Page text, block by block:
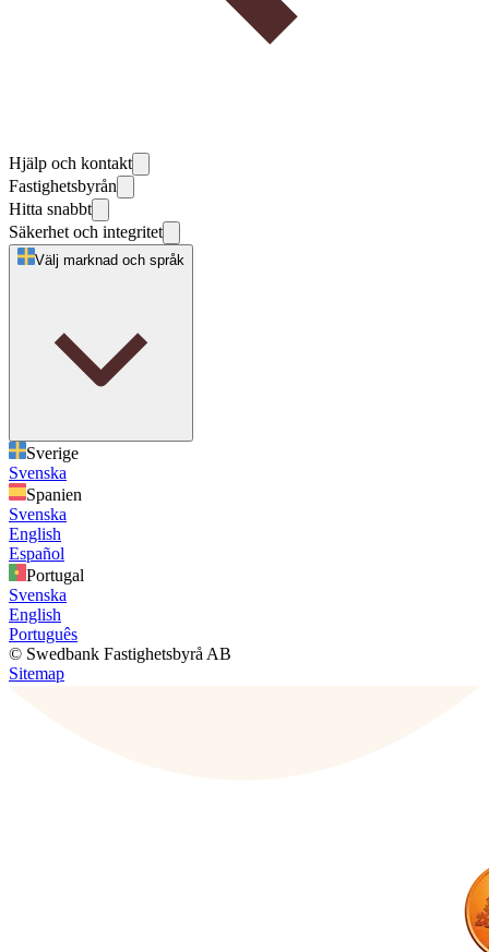
Hjälp och kontakt
Fastighetsbyrån
Hitta snabbt
Säkerhet och integritet
Välj marknad och språk
Sverige
Svenska
Spanien
Svenska
English
Español
Portugal
Svenska
English
Português
© Swedbank Fastighetsbyrå AB
Sitemap